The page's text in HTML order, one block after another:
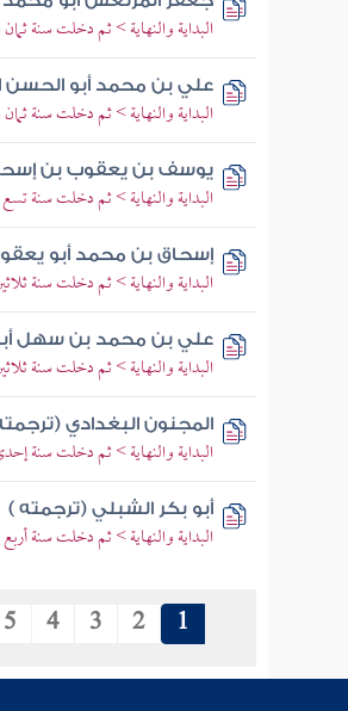
البداية والنهاية > ثم دخلت سنة
علي بن محمد أبو الحسن
البداية والنهاية > ثم دخلت سنة
يوسف بن يعقوب بن إسحاق
البداية والنهاية > ثم دخلت سنة
إسحاق بن محمد أبو
البداية والنهاية > ثم دخلت سنة
علي بن محمد بن سهل
البداية والنهاية > ثم دخلت سنة
المجنون البغدادي
البداية والنهاية > ثم دخلت سنة
أبو بكر الشبلي (ترجمته )
البداية والنهاية > ثم دخلت سنة
1
2
3
4
5